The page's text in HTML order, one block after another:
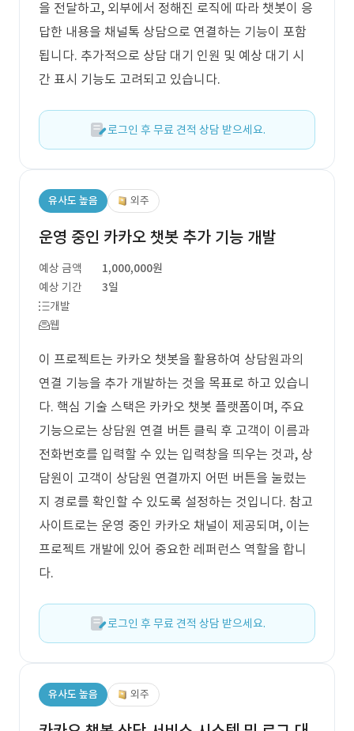
을 전달하고, 외부에서 정해진 로직에 따라 챗봇이 응
답한 내용을 채널톡 상담으로 연결하는 기능이 포함
됩니다. 추가적으로 상담 대기 인원 및 예상 대기 시
간 표시 기능도 고려되고 있습니다.
로그인 후 무료 견적 상담 받으세요.
유사도 높음 외주
운영 중인 카카오 챗봇 추가 기능 개발
예상 금액
1,000,000원
예상 기간
3일
개발
웹
이 프로젝트는 카카오 챗봇을 활용하여 상담원과의
연결 기능을 추가 개발하는 것을 목표로 하고 있습니
다. 핵심 기술 스택은 카카오 챗봇 플랫폼이며, 주요
기능으로는 상담원 연결 버튼 클릭 후 고객이 이름과
전화번호를 입력할 수 있는 입력창을 띄우는 것과, 상
담원이 고객이 상담원 연결까지 어떤 버튼을 눌렀는
지 경로를 확인할 수 있도록 설정하는 것입니다. 참고
사이트로는 운영 중인 카카오 채널이 제공되며, 이는
프로젝트 개발에 있어 중요한 레퍼런스 역할을 합니
다.
로그인 후 무료 견적 상담 받으세요.
유사도 높음 외주